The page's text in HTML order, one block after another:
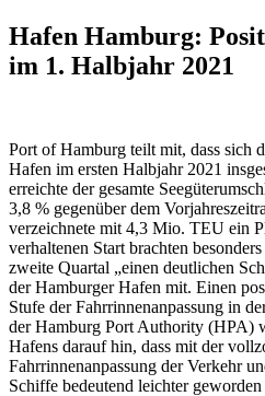
Hafen Hamburg:
im 1. Halbjahr 2021
Port of Hamburg teilt mit, dass sich
Hafen im ersten Halbjahr 2021
erreichte der gesamte
3,8 % gegenüber dem
verzeichnete mit 4,3 Mio. TEU ein
verhaltenen Start brachten
zweite Quartal „einen deutlichen
der Hamburger Hafen mit. Einen
Stufe der Fahrrinnenanpassung in
der Hamburg Port Authority (HPA)
Hafens darauf hin, dass mit der
Fahrrinnenanpassung der Verkehr
Schiffe bedeutend leichter geworden